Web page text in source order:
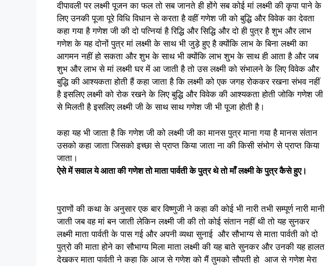
दीपावली पर लक्ष्मी पूजन का फल तो सब जानते ही होंगे सब कोई मां लक्ष्मी की कृपा पाने के
लिए उनकी पूजा पूरे विधि विधान से करता है वहीं गणेश जी को बुद्धि और विवेक का देवता
कहा गया है गणेश जी की दो पत्नियां है रिद्धि और सिद्धि और दो ही पुत्र है शुभ और लाभ
गणेश के यह दोनों पुत्र मां लक्ष्मी के साथ भी जुड़े हुए है क्योंकि लाभ के बिना लक्ष्मी का
आगमन नहीं हो सकता और शुभ के साथ भी क्योंकि लाभ शुभ के साथ ही आता है और जब
शुभ और लाभ से मां लक्ष्मी घर में आ जाती है तो उस लक्ष्मी को संभालने के लिए विवेक और
बुद्धि की आश्यकता होती हैं कहा जाता है कि लक्ष्मी को एक जगह रोककर रखना संभव नहीं
है इसलिए लक्ष्मी को रोक रखने के लिए बुद्धि और विवेक की आश्यकता होती जोकि गणेश जी
से मिलती है इसलिए लक्ष्मी जी के साथ साथ गणेश जी भी पूजा होती है।
कहा यह भी जाता है कि गणेश जी को लक्ष्मी जी का मानस पुत्र माना गया है मानस संतान
उसको कहा जाता जिसको इच्छा से प्राप्त किया जाता ना की किसी संभोग से प्राप्त किया
जाता।
ऐसे में सवाल ये आता की गणेश तो माता पार्वती के पुत्र थे तो माँ लक्ष्मी के पुत्र कैसे हुए।
पुराणों की कथा के अनुसार एक बार विष्णुजी ने कहा की कोई भी नारी तभी सम्पूर्ण नारी मानी
जाती जब वह मां बन जाती लेकिन लक्ष्मी जी की तो कोई संतान नहीं थी तो यह सुनकर
लक्ष्मी माता पार्वती के पास गई और अपनी व्यथा सुनाई और सौभाग्य से माता पार्वती को दो
पुत्रो की माता होने का सौभाग्य मिला माता लक्ष्मी की यह बाते सुनकर और उनकी यह हालत
देखकर माता पार्वती ने कहा कि आज से गणेश को मैं तुमको सौपती हो आज से गणेश मेरा